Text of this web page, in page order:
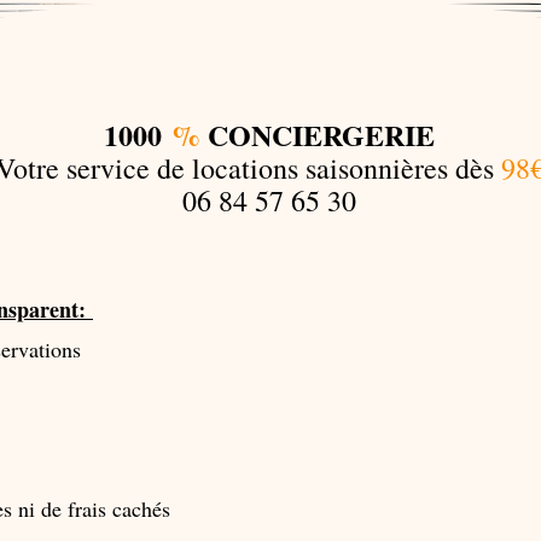
1000 % CONCIERGERIE
service de locations saisonnières dès
06 84 57 65 30
ni de frais cachés